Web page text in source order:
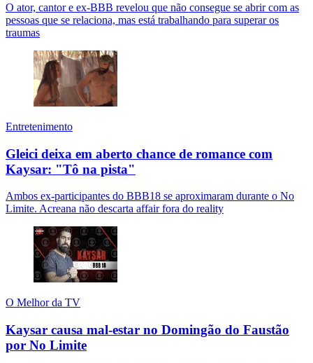
O ator, cantor e ex-BBB revelou que não consegue se abrir com as
pessoas que se relaciona, mas está trabalhando para superar os
traumas
Entretenimento
Gleici deixa em aberto chance de romance com
Kaysar: "Tô na pista"
Ambos ex-participantes do BBB18 se aproximaram durante o No
Limite. Acreana não descarta affair fora do reality
O Melhor da TV
Kaysar causa mal-estar no Domingão do Faustão
por No Limite